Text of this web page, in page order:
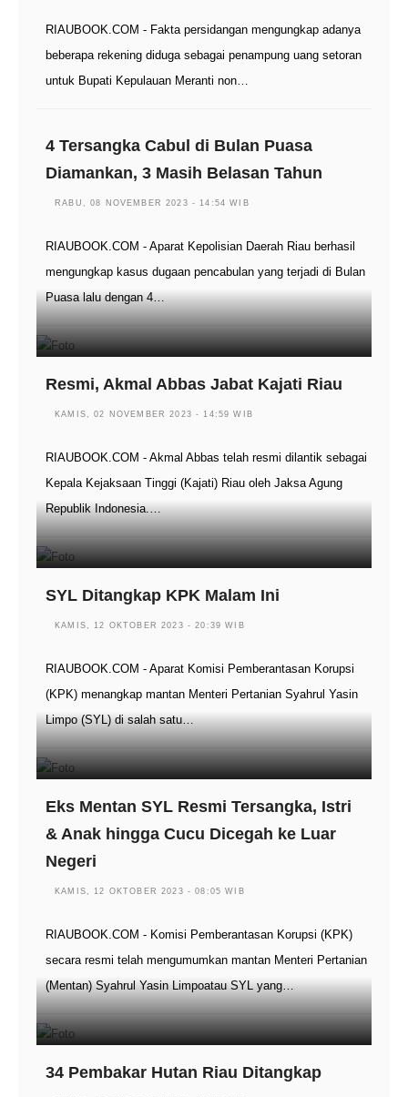
RIAUBOOK.COM - Fakta persidangan mengungkap adanya
beberapa rekening diduga sebagai penampung uang setoran
untuk Bupati Kepulauan Meranti non…
4 Tersangka Cabul di Bulan Puasa
Diamankan, 3 Masih Belasan Tahun
RABU, 08 NOVEMBER 2023 - 14:54 WIB
RIAUBOOK.COM - Aparat Kepolisian Daerah Riau berhasil
mengungkap kasus dugaan pencabulan yang terjadi di Bulan
Puasa lalu dengan 4…
Resmi, Akmal Abbas Jabat Kajati Riau
KAMIS, 02 NOVEMBER 2023 - 14:59 WIB
RIAUBOOK.COM - Akmal Abbas telah resmi dilantik sebagai
Kepala Kejaksaan Tinggi (Kajati) Riau oleh Jaksa Agung
Republik Indonesia.…
SYL Ditangkap KPK Malam Ini
KAMIS, 12 OKTOBER 2023 - 20:39 WIB
RIAUBOOK.COM - Aparat Komisi Pemberantasan Korupsi
(KPK) menangkap mantan Menteri Pertanian Syahrul Yasin
Limpo (SYL) di salah satu…
Eks Mentan SYL Resmi Tersangka, Istri
& Anak hingga Cucu Dicegah ke Luar
Negeri
KAMIS, 12 OKTOBER 2023 - 08:05 WIB
RIAUBOOK.COM - Komisi Pemberantasan Korupsi (KPK)
secara resmi telah mengumumkan mantan Menteri Pertanian
(Mentan) Syahrul Yasin Limpoatau SYL yang…
34 Pembakar Hutan Riau Ditangkap